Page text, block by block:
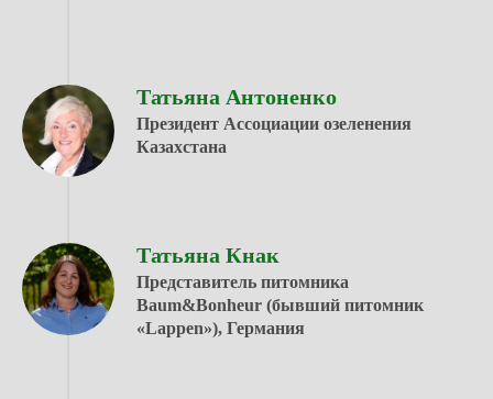
Татьяна Антоненко
Президент Ассоциации озеленения
Казахстана
Татьяна Кнак
Представитель питомника
Baum&Bonheur (бывший питомник
«Lappen»), Германия